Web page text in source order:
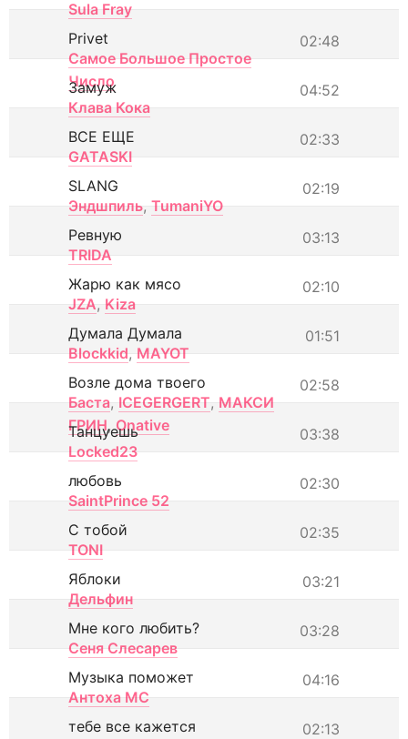
Sula Fray
02:48
Privet
Самое Большое Простое
Число
04:52
Замуж
Клава Кока
02:33
ВСЕ ЕЩЕ
GATASKI
02:19
SLANG
Эндшпиль, TumaniYO
03:13
Ревную
TRIDA
02:10
Жарю как мясо
JZA, Kiza
01:51
Думала Думала
Blockkid, MAYOT
02:58
Возле дома твоего
Баста, ICEGERGERT, МАКСИ
ГРИН, Onative 03:38
Танцуешь
Locked23
02:30
любовь
SaintPrince 52
02:35
С тобой
TONI
03:21
Яблоки
Дельфин
03:28
Мне кого любить?
Сеня Слесарев
04:16
Музыка поможет
Антоха МС
02:13
тебе все кажется